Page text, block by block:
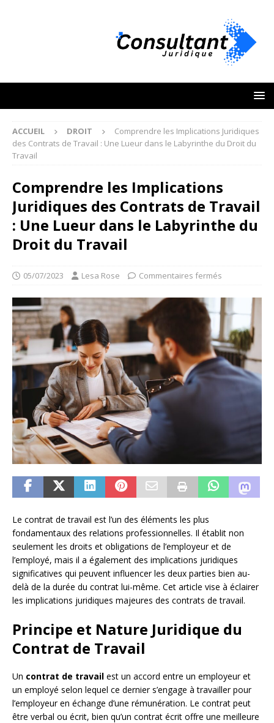
ACCUEIL DROIT
Comprendre les Implications Juridiques
des Contrats de Travail : Une Lueur dans le Labyrinthe du Droit du
Travail
Comprendre les Implications
Juridiques des Contrats de Travail
: Une Lueur dans le Labyrinthe du
Droit du Travail
05/07/2023 Lesa Rose Commentaires fermés
Le contrat de travail est l’un des éléments les plus
fondamentaux des relations professionnelles. Il établit non
seulement les droits et obligations de l’employeur et de
l’employé, mais il a également des implications juridiques
significatives qui peuvent influencer les deux parties bien au-
delà de la durée du contrat lui-même. Cet article vise à éclairer
les implications juridiques majeures des contrats de travail.
Principe et Nature Juridique du
Contrat de Travail
Un contrat de travail est un accord entre un employeur et
un employé selon lequel ce dernier s’engage à travailler pour
l’employeur en échange d’une rémunération. Le contrat peut
être verbal ou écrit, bien qu’un contrat écrit offre une meilleure